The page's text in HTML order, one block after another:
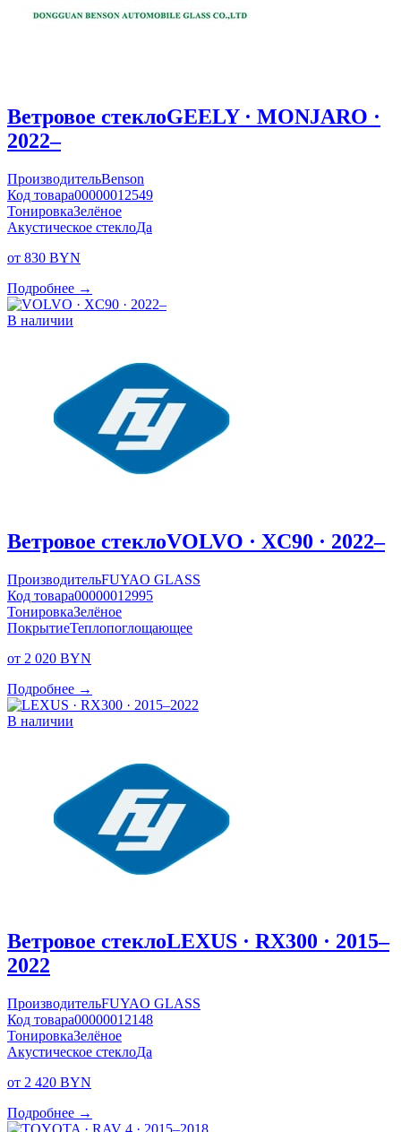
Ветровое стеклоGEELY · MONJARO ·
2022–
ПроизводительBenson
Код товара00000012549
ТонировкаЗелёное
Акустическое стеклоДа
от 830 BYN
Подробнее →
В наличии
Ветровое стеклоVOLVO · XC90 · 2022–
ПроизводительFUYAO GLASS
Код товара00000012995
ТонировкаЗелёное
ПокрытиеТеплопоглощающее
от 2 020 BYN
Подробнее →
В наличии
Ветровое стеклоLEXUS · RX300 · 2015–
2022
ПроизводительFUYAO GLASS
Код товара00000012148
ТонировкаЗелёное
Акустическое стеклоДа
от 2 420 BYN
Подробнее →